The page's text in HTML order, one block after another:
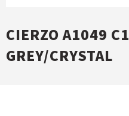
CIERZO A1049 C1
GREY/CRYSTAL